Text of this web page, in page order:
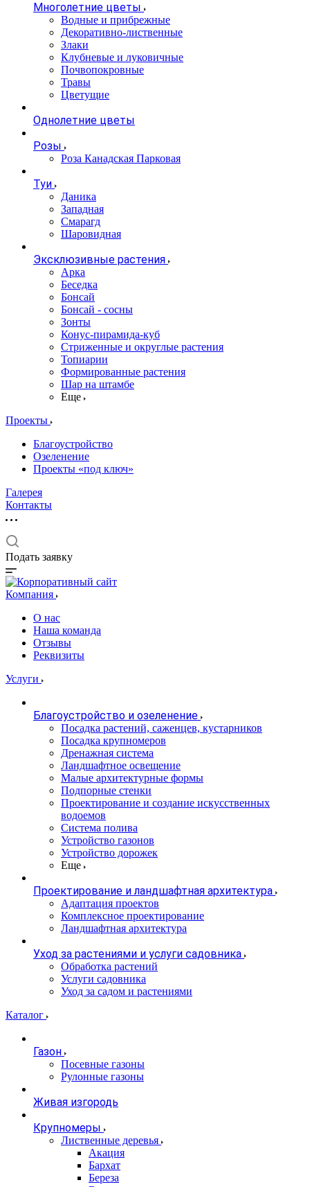
Многолетние цветы
Водные и прибрежные
Декоративно-лиственные
Злаки
Клубневые и луковичные
Почвопокровные
Травы
Цветущие
Однолетние цветы
Розы
Роза Канадская Парковая
Туи
Даника
Западная
Смарагд
Шаровидная
Эксклюзивные растения
Арка
Беседка
Бонсай
Бонсай - сосны
Зонты
Конус-пирамида-куб
Стриженные и округлые растения
Топиарии
Формированные растения
Шар на штамбе
Еще
Проекты
Благоустройство
Озеленение
Проекты «под ключ»
Галерея
Контакты
Подать заявку
Компания
О нас
Наша команда
Отзывы
Реквизиты
Услуги
Благоустройство и озеленение
Посадка растений, саженцев, кустарников
Посадка крупномеров
Дренажная система
Ландшафтное освещение
Малые архитектурные формы
Подпорные стенки
Проектирование и создание искусственных
водоемов
Система полива
Устройство газонов
Устройство дорожек
Еще
Проектирование и ландшафтная архитектура
Адаптация проектов
Комплексное проектирование
Ландшафтная архитектура
Уход за растениями и услуги садовника
Обработка растений
Услуги садовника
Уход за садом и растениями
Каталог
Газон
Посевные газоны
Рулонные газоны
Живая изгородь
Крупномеры
Лиственные деревья
Акация
Бархат
Береза